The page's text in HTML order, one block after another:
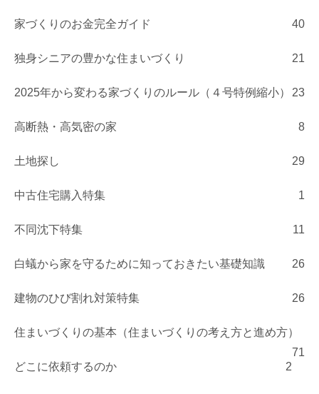
家づくりのお金完全ガイド 40
独身シニアの豊かな住まいづくり 21
2025年から変わる家づくりのルール（４号特例縮小） 23
高断熱・高気密の家 8
土地探し 29
中古住宅購入特集 1
不同沈下特集 11
白蟻から家を守るために知っておきたい基礎知識 26
建物のひび割れ対策特集 26
住まいづくりの基本（住まいづくりの考え方と進め方）
71
どこに依頼するのか
2